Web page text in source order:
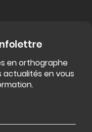
en orthographe
actualités en vous